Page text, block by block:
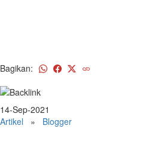
Bagikan:
14-Sep-2021
Artikel » Blogger